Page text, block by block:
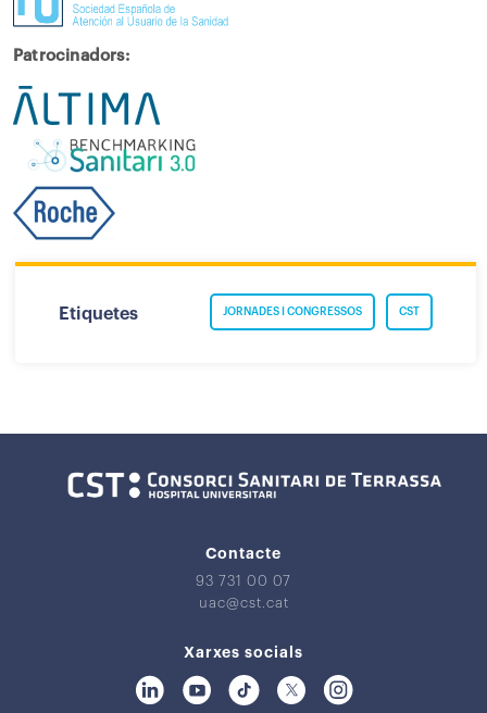
Patrocinadors:
Etiquetes CST
JORNADES I CONGRESSOS
Contacte
93 731 00 07
uac@cst.cat
Xarxes socials